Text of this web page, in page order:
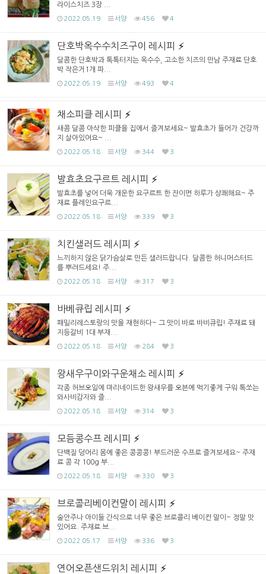
라이스치즈 3장 ...
2022.05.19 서양 456 4
단호박옥수수치즈구이 레시피
달콤한 단호박과 톡톡터지는 옥수수, 고소한 치즈의 만남 주재료 단호
박 작은거1개 파...
2022.05.19 서양 493 4
채소피클 레시피
새콤 달콤 아삭한 피클을 집에서 즐겨보세요~ 발효초가 들어가 건강까
지 살아있어요~ ...
2022.05.18 서양 344 3
발효초요구르트 레시피
발효초를 넣어 더욱 개운한 요구르트 한 잔이면 하루가 상쾌해요~ 주
재료 플레인요구르...
2022.05.18 서양 339 3
치킨샐러드 레시피
느끼하지 않은 닭가슴살로 만든 샐러드랍니다. 달콤한 허니머스터드
를 뿌려드세요! 주...
2022.05.18 서양 317 3
바베큐립 레시피
패밀리레스토랑의 맛을 재현하다~ 그 맛이 바로 바비큐립! 주재료 돼
지등갈비 1대 부재...
2022.05.18 서양 284 3
왕새우구이와구운채소 레시피
각종 허브오일에 마리네이드한 왕새우를 오븐에 먹기좋게 구워 톡쏘는
와사비감자와 즐...
2022.05.18 서양 314 3
모듬콩수프 레시피
단백질 덩어리 몸에 좋은 콩콩콩! 부드러운 수프로 즐겨보세요~ 주재
료 콩 각 100g 부...
2022.05.18 서양 330 3
브로콜리베이컨말이 레시피
술안주나 아이들 간식으로 너무 좋은 브로콜리 베이컨 말이~ 정말 맛
있어요. 주재료 브...
2022.05.17 서양 336 3
연어오픈샌드위치 레시피